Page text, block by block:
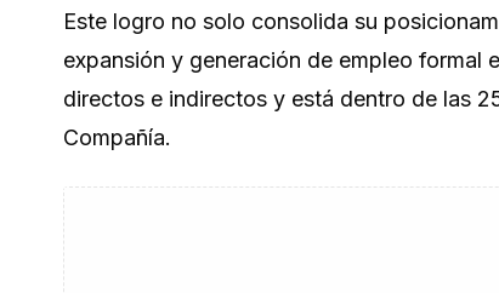
Este logro no solo consolida su
expansión y generación de empleo formal
directos e indirectos y está dentro de las
Compañía.